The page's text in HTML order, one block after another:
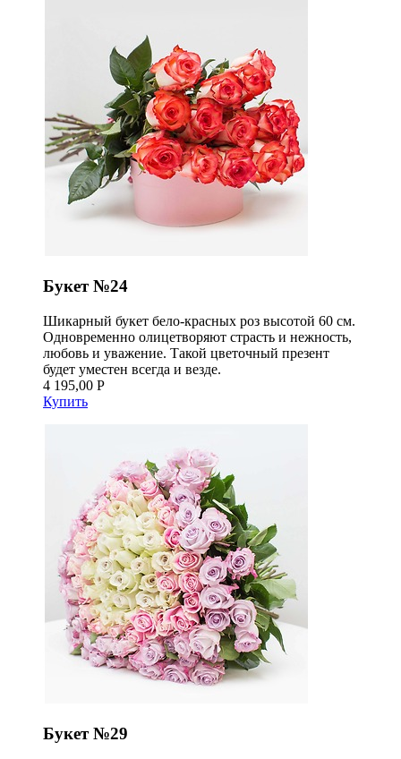
Букет №24
Шикарный букет бело-красных роз высотой 60 см.
Одновременно олицетворяют страсть и нежность,
любовь и уважение. Такой цветочный презент
будет уместен всегда и везде.
4 195,00 Р
Купить
Букет №29